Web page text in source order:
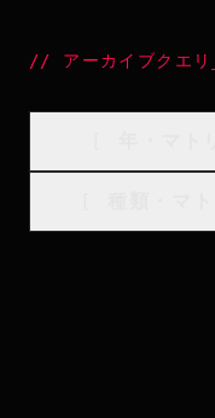
// アーカイブクエリ